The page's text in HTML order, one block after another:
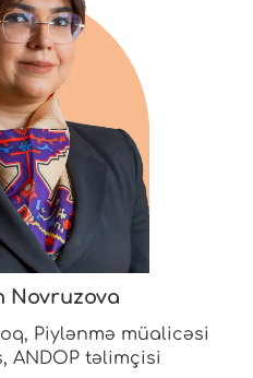
Novruzova
Piylənmə müalicəsi
ANDOP təlimçisi